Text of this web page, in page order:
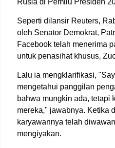
Rusia di Pemilu Presiden
Seperti dilansir Reuters,
oleh Senator Demokrat,
Facebook telah menerima
untuk penasihat khusus,
Lalu ia mengklarifikasi,
mengetahui panggilan
bahwa mungkin ada, tetapi
mereka," jawabnya. Ketika
karyawannya telah
mengiyakan.